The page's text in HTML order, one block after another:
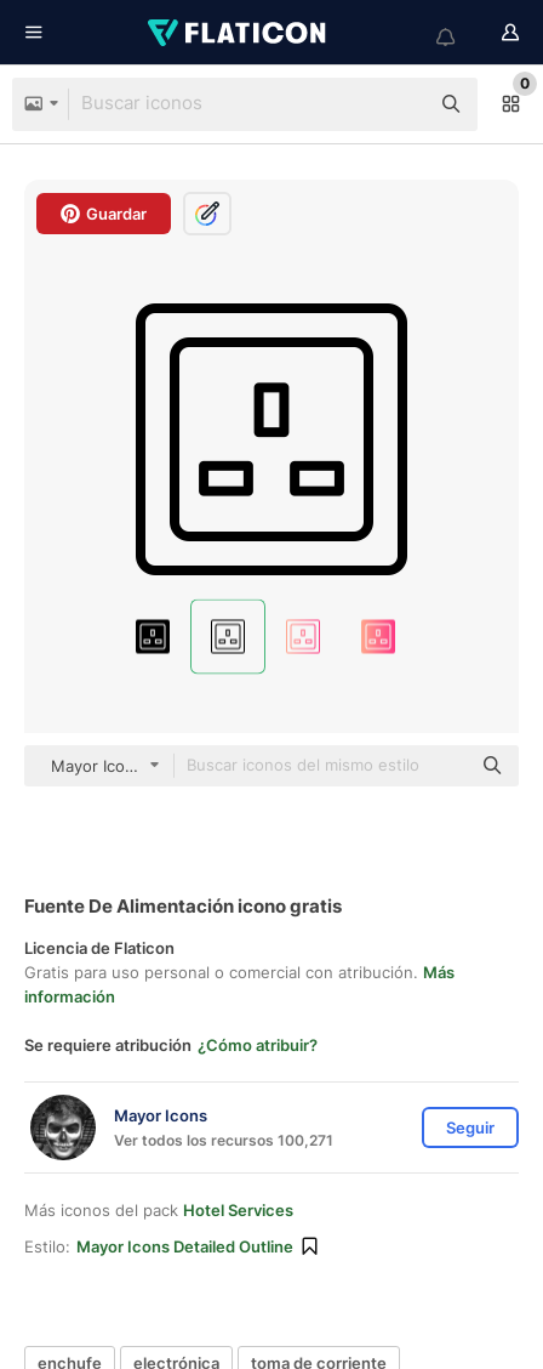
0
Guardar
Mayor Icons Detailed Outline
Fuente De Alimentación icono gratis
Licencia de Flaticon
Gratis para uso personal o comercial con atribución. Más
información
Se requiere atribución ¿Cómo atribuir?
Mayor Icons
Ver todos los recursos 100,271
Seguir
Más iconos del pack Hotel Services
Estilo: Mayor Icons Detailed Outline
enchufe electrónica
toma de corriente